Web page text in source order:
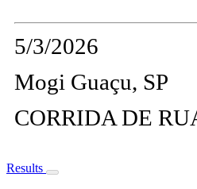
5/3/2026
Mogi Guaçu, SP
CORRIDA DE
Results